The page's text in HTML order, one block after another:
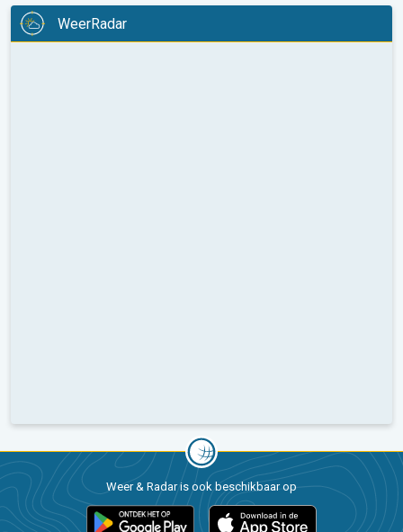
WeerRadar
Weer & Radar is ook beschikbaar op